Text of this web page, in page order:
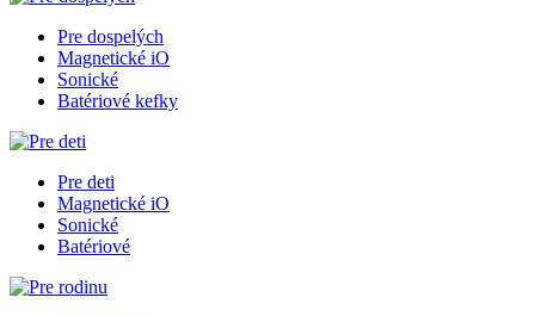
Pre dospelých
Magnetické iO
Sonické
Batériové kefky
Pre deti
Magnetické iO
Sonické
Batériové